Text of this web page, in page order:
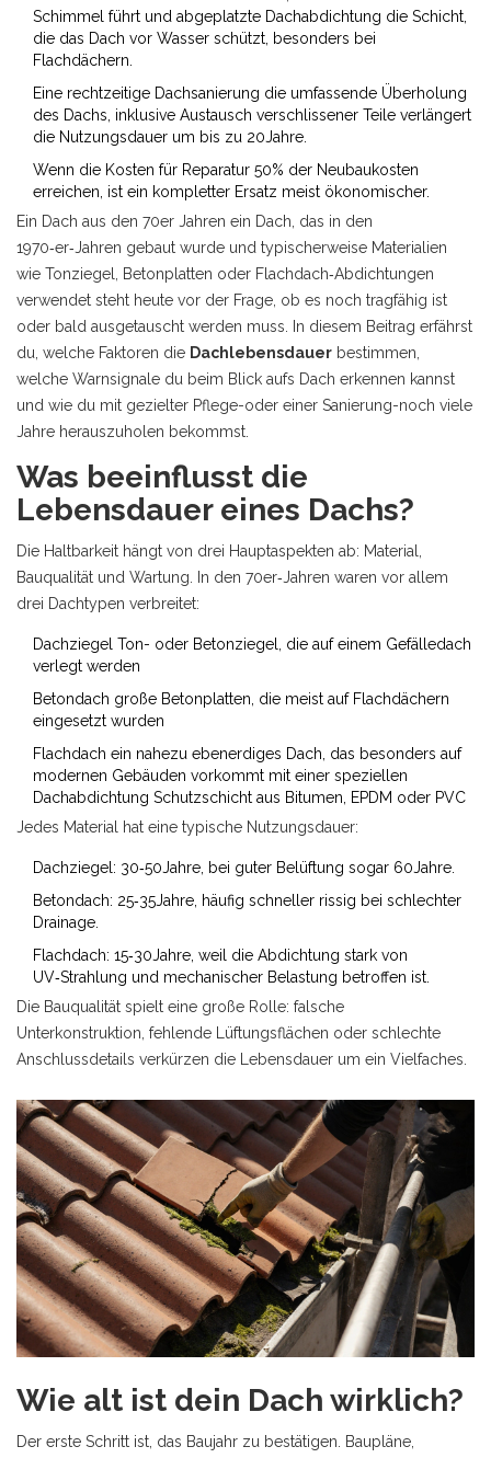
Schimmel führt und abgeplatzte Dachabdichtung die Schicht,
die das Dach vor Wasser schützt, besonders bei
Flachdächern
Eine rechtzeitige Dachsanierung die umfassende Überholung
des Dachs, inklusive Austausch verschlissener Teile verlängert
die Nutzungsdauer um bis zu 20Jahre.
Wenn die Kosten für Reparatur 50% der Neubaukosten
erreichen, ist ein kompletter Ersatz meist ökonomischer.
Ein Dach aus den 70er Jahren ein Dach, das in den
1970‑er‑Jahren gebaut wurde und typischerweise Materialien
wie Tonziegel, Betonplatten oder Flachdach‑Abdichtungen
verwendet steht heute vor der Frage, ob es noch tragfähig ist
oder bald ausgetauscht werden muss. In diesem Beitrag erfährst
du, welche Faktoren die Dachlebensdauer bestimmen,
welche Warnsignale du beim Blick aufs Dach erkennen kannst
und wie du mit gezielter Pflege-oder einer Sanierung-noch viele
Jahre herauszuholen bekommst.
Was beeinflusst die
Lebensdauer eines Dachs?
Die Haltbarkeit hängt von drei Hauptaspekten ab: Material,
Bauqualität und Wartung. In den 70er‑Jahren waren vor allem
drei Dachtypen verbreitet:
Dachziegel Ton- oder Betonziegel, die auf einem Gefälledach
verlegt werden
Betondach große Betonplatten, die meist auf Flachdächern
eingesetzt wurden
Flachdach ein nahezu ebenerdiges Dach, das besonders auf
modernen Gebäuden vorkommt mit einer speziellen
Dachabdichtung Schutzschicht aus Bitumen, EPDM oder PVC
Jedes Material hat eine typische Nutzungsdauer:
Dachziegel: 30‑50Jahre, bei guter Belüftung sogar 60Jahre.
Betondach: 25‑35Jahre, häufig schneller rissig bei schlechter
Drainage.
Flachdach: 15‑30Jahre, weil die Abdichtung stark von
UV‑Strahlung und mechanischer Belastung betroffen ist.
Die Bauqualität spielt eine große Rolle: falsche
Unterkonstruktion, fehlende Lüftungsflächen oder schlechte
Anschlussdetails verkürzen die Lebensdauer um ein Vielfaches.
Wie alt ist dein Dach wirklich?
Der erste Schritt ist, das Baujahr zu bestätigen. Baupläne,